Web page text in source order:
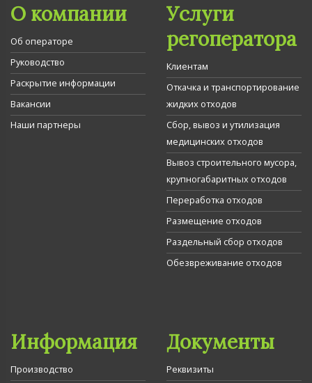
О компании
Об операторе
Руководство
Раскрытие информации
Вакансии
Наши партнеры
Услуги
регоператора
Клиентам
Откачка и транспортирование
жидких отходов
Сбор, вывоз и утилизация
медицинских отходов
Вывоз строительного мусора,
крупногабаритных отходов
Переработка отходов
Размещение отходов
Раздельный сбор отходов
Обезвреживание отходов
Информация
Производство
Документы
Реквизиты